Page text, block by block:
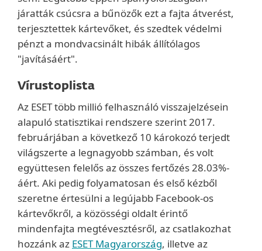
járatták csúcsra a bűnözők ezt a fajta átverést,
terjesztettek kártevőket, és szedtek védelmi
pénzt a mondvacsinált hibák állítólagos
"javításáért".
Vírustoplista
Az ESET több millió felhasználó visszajelzésein
alapuló statisztikai rendszere szerint 2017.
februárjában a következő 10 károkozó terjedt
világszerte a legnagyobb számban, és volt
együttesen felelős az összes fertőzés 28.03%-
áért. Aki pedig folyamatosan és első kézből
szeretne értesülni a legújabb Facebook-os
kártevőkről, a közösségi oldalt érintő
mindenfajta megtévesztésről, az csatlakozhat
hozzánk az ESET Magyarország, illetve az